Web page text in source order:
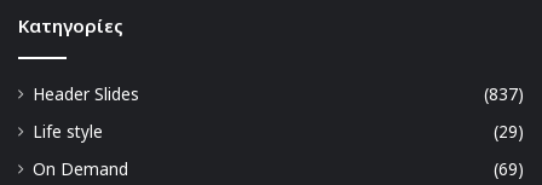
Kατηγορίες
Header Slides
(837)
Life style
(29)
On Demand
(69)